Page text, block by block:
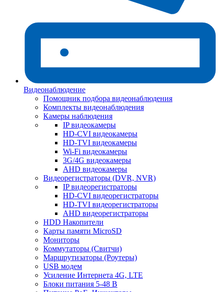
Видеонаблюдение
Помощник подбора видеонаблюдения
Комплекты видеонаблюдения
Камеры наблюдения
IP видеокамеры
HD-CVI видеокамеры
HD-TVI видеокамеры
Wi-Fi видеокамеры
3G/4G видеокамеры
AHD видеокамеры
Видеорегистраторы (DVR, NVR)
IP видеорегистраторы
HD-CVI видеорегистраторы
HD-TVI видеорегистраторы
AHD видеорегистраторы
HDD Накопители
Карты памяти MicroSD
Мониторы
Коммутаторы (Свитчи)
Маршрутизаторы (Роутеры)
USB модем
Усиление Интернета 4G, LTE
Блоки питания 5-48 В